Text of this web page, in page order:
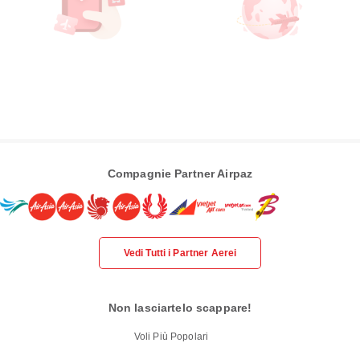
Compagnie Partner Airpaz
Vedi Tutti i Partner Aerei
Non lasciartelo scappare!
Voli Più Popolari